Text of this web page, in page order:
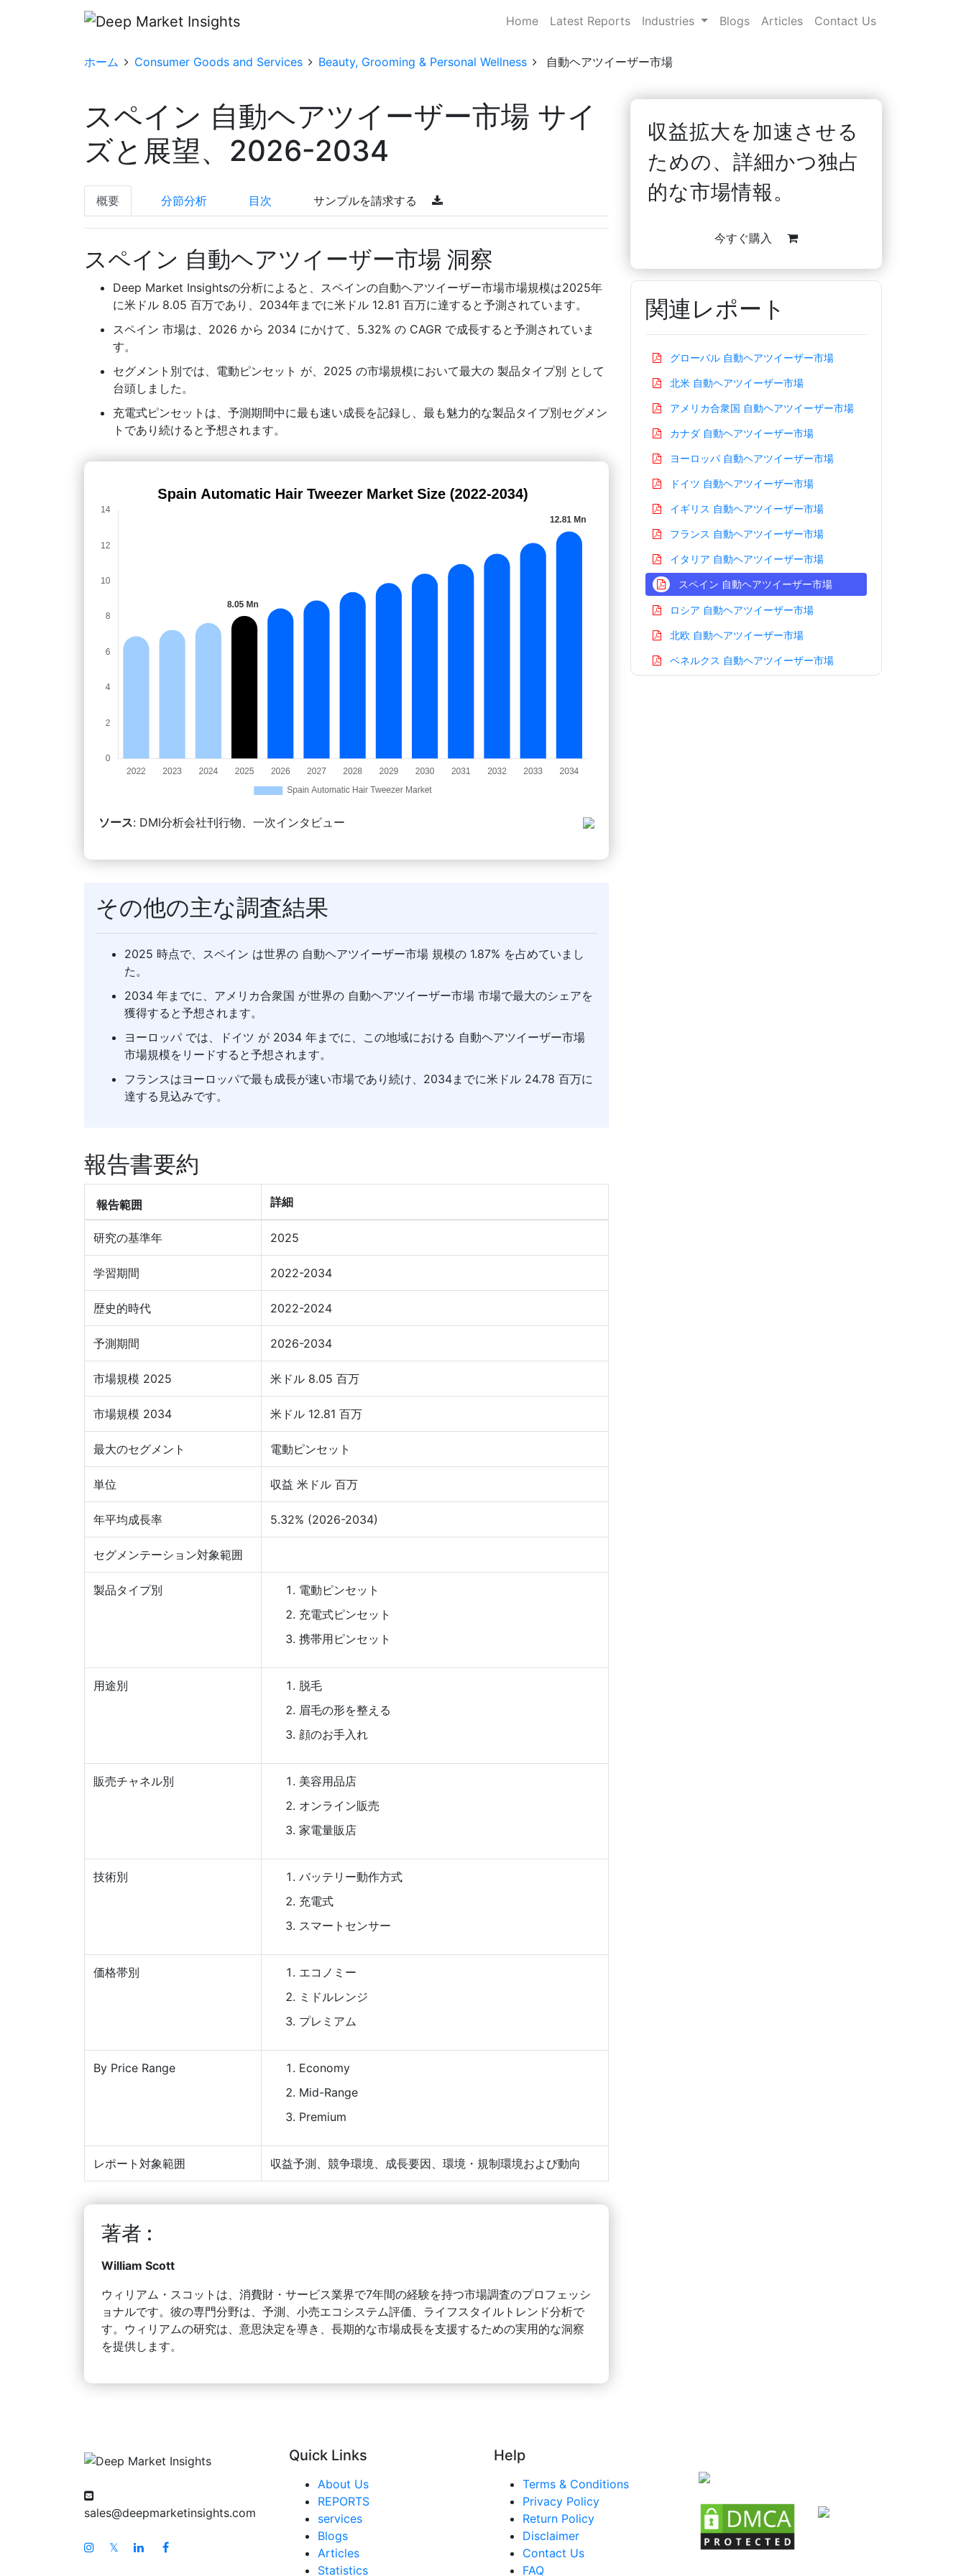
Home Latest Reports Industries Blogs Articles Contact Us
ホーム Consumer Goods and Services Beauty, Grooming & Personal Wellness 自動ヘアツイーザー市場
スペイン 自動ヘアツイーザー市場 サイ
ズと展望、2026-2034
概要 分節分析 目次 サンプルを請求する
スペイン 自動ヘアツイーザー市場 洞察
Deep Market Insightsの分析によると、スペインの自動ヘアツイーザー市場市場規模は2025年
に米ドル 8.05 百万であり、2034年までに米ドル 12.81 百万に達すると予測されています。
スペイン 市場は、2026 から 2034 にかけて、5.32% の CAGR で成長すると予測されていま
す。
セグメント別では、電動ピンセット が、2025 の市場規模において最大の 製品タイプ別 として
台頭しました。
充電式ピンセットは、予測期間中に最も速い成長を記録し、最も魅力的な製品タイプ別セグメン
トであり続けると予想されます。
ソース: DMI分析会社刊行物、一次インタビュー
その他の主な調査結果
2025 時点で、スペイン は世界の 自動ヘアツイーザー市場 規模の 1.87% を占めていまし
た。
2034 年までに、アメリカ合衆国 が世界の 自動ヘアツイーザー市場 市場で最大のシェアを
獲得すると予想されます。
ヨーロッパ では、ドイツ が 2034 年までに、この地域における 自動ヘアツイーザー市場
市場規模をリードすると予想されます。
フランスはヨーロッパで最も成長が速い市場であり続け、2034までに米ドル 24.78 百万に
達する見込みです。
報告書要約
報告範囲 詳細
研究の基準年 2025
学習期間 2022-2034
歴史的時代 2022-2024
予測期間 2026-2034
市場規模 2025 米ドル 8.05 百万
市場規模 2034 米ドル 12.81 百万
最大のセグメント 電動ピンセット
単位 収益 米ドル 百万
年平均成長率 5.32% (2026-2034)
セグメンテーション対象範囲
製品タイプ別
電動ピンセット
充電式ピンセット
携帯用ピンセット
用途別
脱毛
眉毛の形を整える
顔のお手入れ
販売チャネル別
美容用品店
オンライン販売
家電量販店
技術別
バッテリー動作方式
充電式
スマートセンサー
価格帯別
エコノミー
ミドルレンジ
プレミアム
By Price Range
Economy
Mid-Range
Premium
レポート対象範囲 収益予測、競争環境、成長要因、環境・規制環境および動向
著者 :
William Scott
ウィリアム・スコットは、消費財・サービス業界で7年間の経験を持つ市場調査のプロフェッシ
ョナルです。彼の専門分野は、予測、小売エコシステム評価、ライフスタイルトレンド分析で
す。ウィリアムの研究は、意思決定を導き、長期的な市場成長を支援するための実用的な洞察
を提供します。
収益拡大を加速させる
ための、詳細かつ独占
的な市場情報。
今すぐ購入
関連レポート
グローバル 自動ヘアツイーザー市場
北米 自動ヘアツイーザー市場
アメリカ合衆国 自動ヘアツイーザー市場
カナダ 自動ヘアツイーザー市場
ヨーロッパ 自動ヘアツイーザー市場
ドイツ 自動ヘアツイーザー市場
イギリス 自動ヘアツイーザー市場
フランス 自動ヘアツイーザー市場
イタリア 自動ヘアツイーザー市場
スペイン 自動ヘアツイーザー市場
ロシア 自動ヘアツイーザー市場
北欧 自動ヘアツイーザー市場
ベネルクス 自動ヘアツイーザー市場
sales@deepmarketinsights.com
𝕏
Quick Links
About Us
REPORTS
services
Blogs
Articles
Statistics
Help
Terms & Conditions
Privacy Policy
Return Policy
Disclaimer
Contact Us
FAQ